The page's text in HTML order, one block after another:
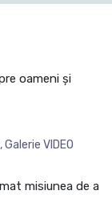
,Galerie VIDEO
misiunea de a